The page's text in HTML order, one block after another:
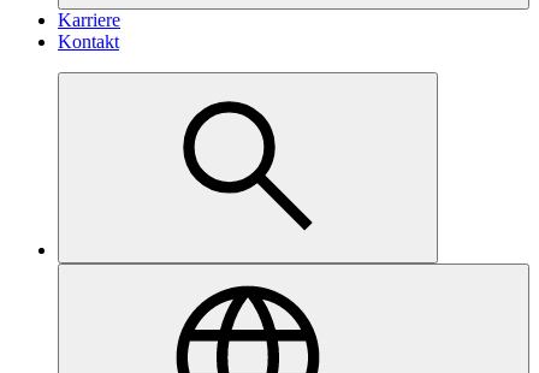
Karriere
Kontakt